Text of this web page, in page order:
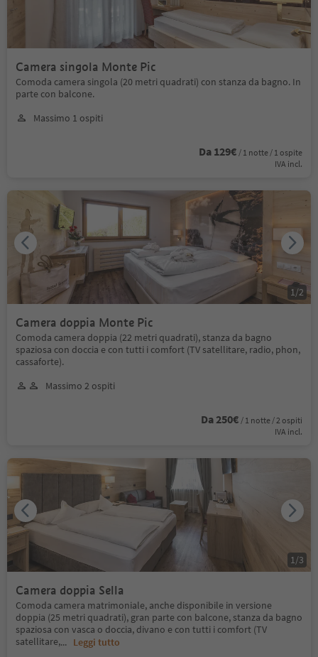
Camera singola Monte Pic
Comoda camera singola (20 metri quadrati) con stanza da bagno. In
parte con balcone.
Massimo 1 ospiti
Da 129€ / 1 notte / 1 ospite
IVA incl.
Camera doppia Monte Pic
Comoda camera doppia (22 metri quadrati), stanza da bagno
spaziosa con doccia e con tutti i comfort (TV satellitare, radio, phon,
cassaforte).
Massimo 2 ospiti
Da 250€ / 1 notte / 2 ospiti
IVA incl.
1 /2
Camera doppia Sella
Comoda camera matrimoniale, anche disponibile in versione
doppia (25 metri quadrati), gran parte con balcone, stanza da bagno
spaziosa con vasca o doccia, divano e con tutti i comfort (TV
satellitare,... Leggi tutto
1 /3